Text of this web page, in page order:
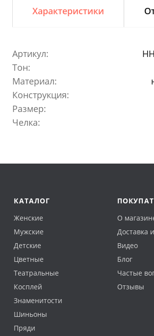
Характеристики
Артикул:
Тон:
Материал:
Конструкция:
Размер:
Челка:
КАТАЛОГ
Женские
Мужские
Детские
Цветные
Театральные
Косплей
Знаменитости
Шиньоны
Пряди
О
Доставка
Видео
Блог
Частые
Отзывы